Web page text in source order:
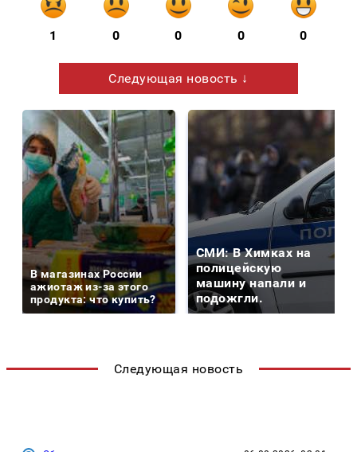
1 0 0 0 0
Следующая новость ↓
В магазинах России
ажиотаж из-за этого
продукта: что купить?
СМИ: В Химках на
полицейскую
машину напали и
подожгли.
Следующая новость